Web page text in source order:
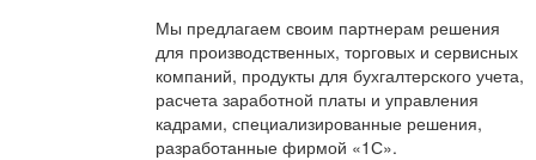
Мы предлагаем своим партнерам решения
для производственных, торговых и сервисных
компаний, продукты для бухгалтерского учета,
расчета заработной платы и управления
кадрами, специализированные решения,
разработанные фирмой «1С».